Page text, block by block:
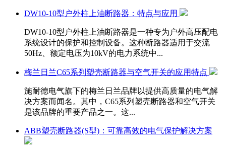
DW10-10型户外柱上油断路器：特点与应用
DW10-10型户外柱上油断路器是一种专为户外高压配电
系统设计的保护和控制设备。这种断路器适用于交流
50Hz、额定电压为10kV的电力系统中...
梅兰日兰C65系列塑壳断路器与空气开关的应用特点
施耐德电气旗下的梅兰日兰品牌以提供高质量的电气解
决方案而闻名。其中，C65系列塑壳断路器和空气开关
是该品牌的重要产品之一。这...
ABB塑壳断路器(S型)：可靠高效的电气保护解决方案